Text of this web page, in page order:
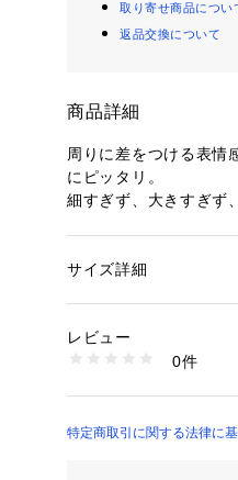
取り寄せ商品につい
返品交換について
商品詳細
周りに差をつける表情
にピッタリ。
細すぎず、大きすぎず
ラフな着用感で、デイ
【素材】
波のような立体感のあ
じる着心地のよい素材
性別：メンズ
洗濯：洗濯機可
※詳しい洗濯方法につい
商品番号：
サイズ詳細
レビュー
0件
特定商取引に関する法律に